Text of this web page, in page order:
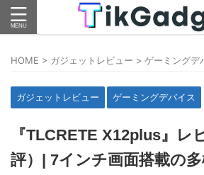
HOME > ガジェットレビュー > ゲーミングデ
ガジェットレビュー ゲーミングデバイス
『TLCRETE X12plus』レ
評）| 7インチ画面搭載の